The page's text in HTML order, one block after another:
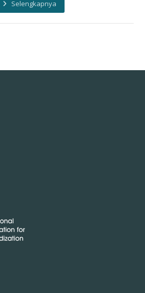
Selengkapnya